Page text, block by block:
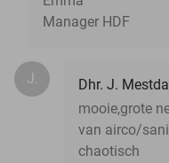
Manager HDF
J.
Dhr. J.
mooie,grote
van airco/
chaotisch